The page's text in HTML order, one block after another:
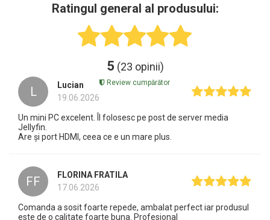
Ratingul general al produsului:
5 (23 opinii)
L
Lucian
19.06.2026
Review cumpărător
Un mini PC excelent. Îl folosesc pe post de server media
Jellyfin.
Are și port HDMI, ceea ce e un mare plus.
FF
FLORINA FRATILA
17.06.2026
Comanda a sosit foarte repede, ambalat perfect iar produsul
este de o calitate foarte buna. Profesional